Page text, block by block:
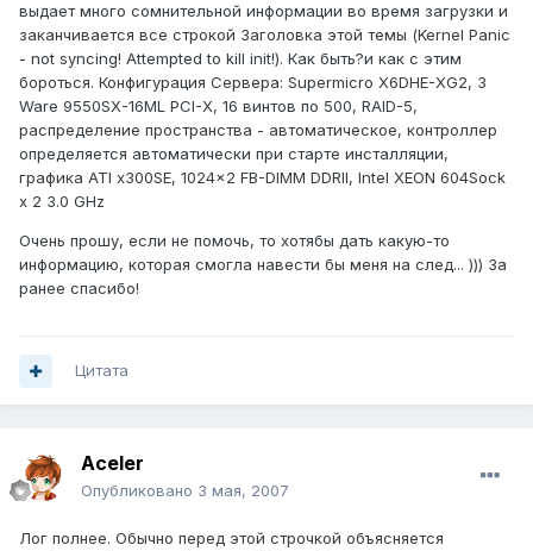
выдает много сомнительной информации во время загрузки и
заканчивается все строкой Заголовка этой темы (Kernel Panic
- not syncing! Attempted to kill init!). Как быть?и как с этим
бороться. Конфигурация Сервера: Supermicro X6DHE-XG2, 3
Ware 9550SX-16ML PCI-X, 16 винтов по 500, RAID-5,
распределение пространства - автоматическое, контроллер
определяется автоматически при старте инсталляции,
графика ATI x300SE, 1024x2 FB-DIMM DDRII, Intel XEON 604Sock
x 2 3.0 GHz
Очень прошу, если не помочь, то хотябы дать какую-то
информацию, которая смогла навести бы меня на след... ))) За
ранее спасибо!
Цитата
Aceler
Опубликовано 3 мая, 2007
Лог полнее. Обычно перед этой строчкой объясняется